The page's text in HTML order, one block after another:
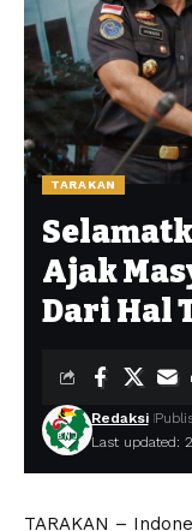
TARAKAN
Ajak
Dari Hal
Last updated:
Redaksi
TARAKAN –